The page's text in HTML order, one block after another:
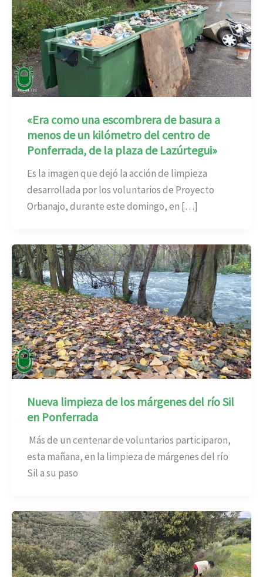
«Era como una escombrera de basura a
menos de un kilómetro del centro de
Ponferrada, de la plaza de Lazúrtegui»
Es la imagen que dejó la acción de limpieza
desarrollada por los voluntarios de Proyecto
Orbanajo, durante este domingo, en […]
Nueva limpieza de los márgenes del río Sil
en Ponferrada
Más de un centenar de voluntarios participaron,
esta mañana, en la limpieza de márgenes del río
Sil a su paso